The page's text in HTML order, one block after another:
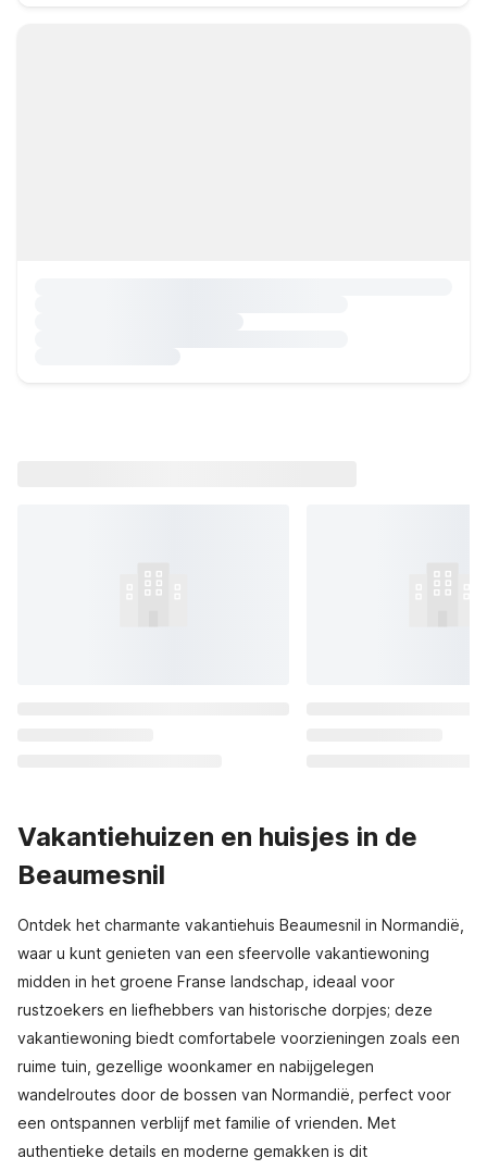
Vakantiehuizen en huisjes in de
Beaumesnil
Ontdek het charmante vakantiehuis Beaumesnil in Normandië,
waar u kunt genieten van een sfeervolle vakantiewoning
midden in het groene Franse landschap, ideaal voor
rustzoekers en liefhebbers van historische dorpjes; deze
vakantiewoning biedt comfortabele voorzieningen zoals een
ruime tuin, gezellige woonkamer en nabijgelegen
wandelroutes door de bossen van Normandië, perfect voor
een ontspannen verblijf met familie of vrienden. Met
authentieke details en moderne gemakken is dit